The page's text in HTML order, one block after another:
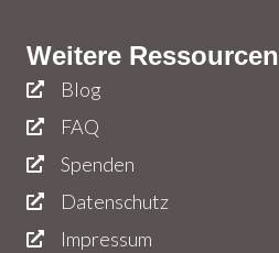
Weitere Ressourcen
Blog
FAQ
Spenden
Datenschutz
Impressum